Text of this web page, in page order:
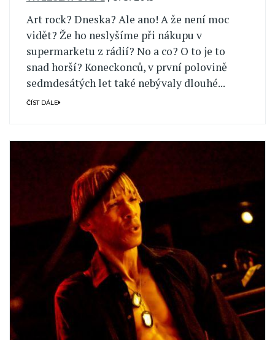
Art rock? Dneska? Ale ano! A že není moc
vidět? Že ho neslyšíme při nákupu v
supermarketu z rádií? No a co? O to je to
snad horší? Koneckonců, v první polovině
sedmdesátých let také nebývaly dlouhé...
ČÍST DÁLE